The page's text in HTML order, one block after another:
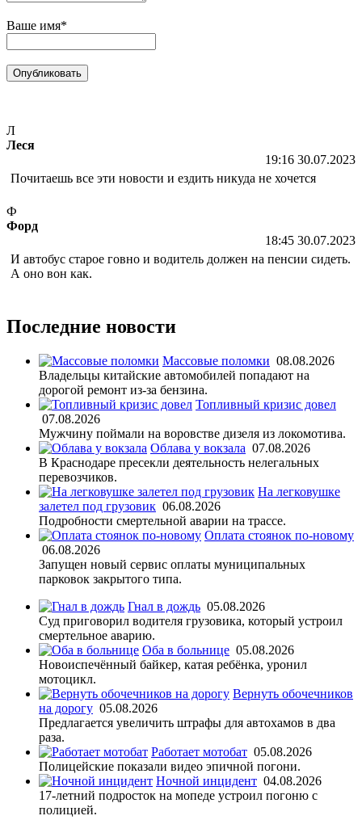
Ваше имя*
Л
Леся
19:16 30.07.2023
Почитаешь все эти новости и ездить никуда не хочется
Ф
Форд
18:45 30.07.2023
И автобус старое говно и водитель должен на пенсии сидеть.
А оно вон как.
Последние новости
Массовые поломки 08.08.2026
Владельцы китайские автомобилей попадают на
дорогой ремонт из-за бензина.
Топливный кризис довел
07.08.2026
Мужчину поймали на воровстве дизеля из локомотива.
Облава у вокзала 07.08.2026
В Краснодаре пресекли деятельность нелегальных
перевозчиков.
На легковушке
залетел под грузовик 06.08.2026
Подробности смертельной аварии на трассе.
Оплата стоянок по-новому
06.08.2026
Запущен новый сервис оплаты муниципальных
парковок закрытого типа.
Гнал в дождь 05.08.2026
Суд приговорил водителя грузовика, который устроил
смертельное аварию.
Оба в больнице 05.08.2026
Новоиспечённый байкер, катая ребёнка, уронил
мотоцикл.
Вернуть обочечников
на дорогу 05.08.2026
Предлагается увеличить штрафы для автохамов в два
раза.
Работает мотобат 05.08.2026
Полицейские показали видео эпичной погони.
Ночной инцидент 04.08.2026
17-летний подросток на мопеде устроил погоню с
полицией.